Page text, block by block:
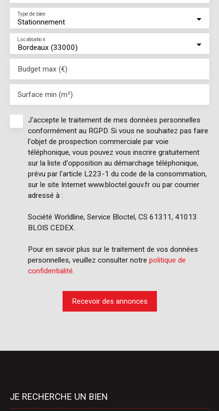
Stationnement
Type de bien
Bordeaux (33000)
Localisation
Budget max (€)
Surface min (m²)
J'accepte le traitement de mes données personnelles
conformément au RGPD. Si vous ne souhaitez pas faire
l'objet de prospection commerciale par voie
téléphonique, vous pouvez vous inscrire gratuitement
sur la liste d'opposition au démarchage téléphonique,
prévu par l'article L223-1 du code de la consommation,
sur le site Internet www.bloctel.gouv.fr ou par courrier
adressé à :
Société Worldline, Service Bloctel, CS 61311, 41013
BLOIS CEDEX.
Pour en savoir plus sur le traitement de vos données
personnelles, veuillez consulter notre politique de
confidentialité.
Recevoir des annonces
JE RECHERCHE UN BIEN